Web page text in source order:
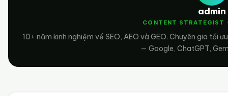
admin
CONTENT STRATEGIST
10+ năm kinh nghiệm về SEO, AEO và GEO. Chuyên gia
— Google, ChatGPT,